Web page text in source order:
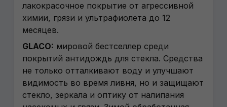
лакокрасочное покрытие от агрессивной
химии, грязи и ультрафиолета до 12
месяцев.
GLACO: мировой бестселлер среди
покрытий антидождь для стекла. Средства
не только отталкивают воду и улучшают
видимость во время ливня, но и защищают
стекло, зеркала и оптику от налипания